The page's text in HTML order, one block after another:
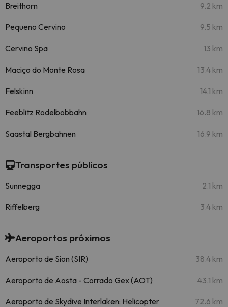
Breithorn 9.2 km
Pequeno Cervino 9.5 km
Cervino Spa 13 km
Maciço do Monte Rosa 13.4 km
Felskinn 14.1 km
Feeblitz Rodelbobbahn 16.8 km
Saastal Bergbahnen 16.9 km
Transportes públicos
Sunnegga 2.1 km
Riffelberg 3.4 km
Aeroportos próximos
Aeroporto de Sion (SIR) 38.4 km
Aeroporto de Aosta - Corrado Gex (AOT) 43.1 km
Aeroporto de Skydive Interlaken: Helicopter
72.6 km